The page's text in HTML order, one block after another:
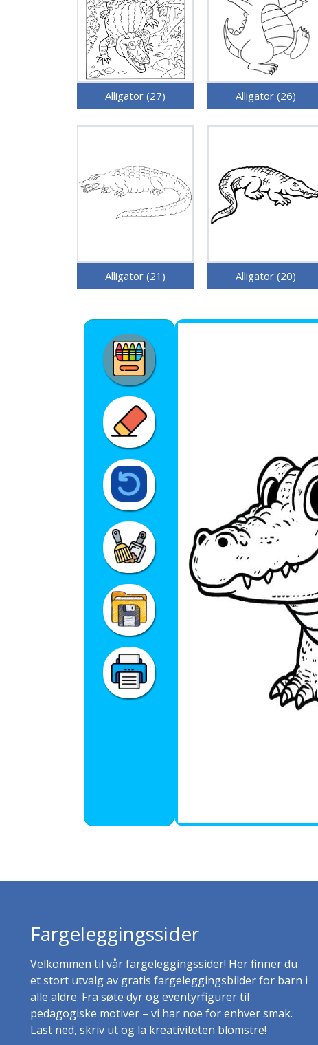
Alligator (27) Alligator (26)
Alligator (21) Alligator (20)
Fargeleggingssider
Velkommen til vår fargeleggingssider! Her finner du
et stort utvalg av gratis fargeleggingsbilder for barn i
alle aldre. Fra søte dyr og eventyrfigurer til
pedagogiske motiver – vi har noe for enhver smak.
Last ned, skriv ut og la kreativiteten blomstre!